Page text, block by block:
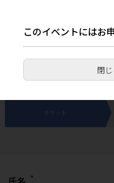
【東京都大田区】はじ
教室(OMORI DANCE
2025年7月21日(月) 9:00
チケット
*
このイベントにはお
閉